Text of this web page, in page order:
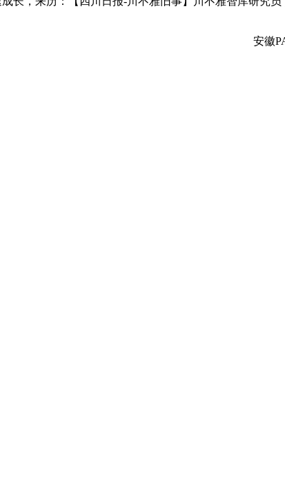
安徽